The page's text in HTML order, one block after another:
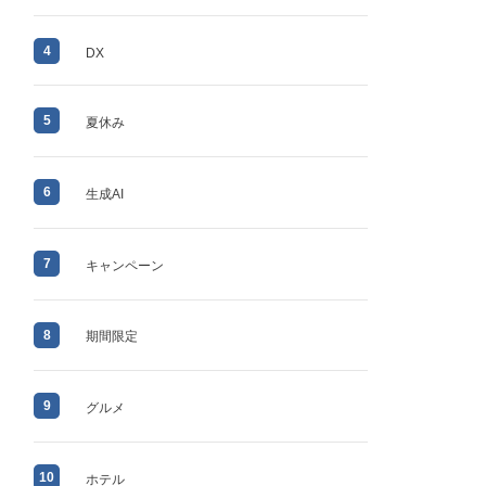
4 DX
5 夏休み
6 生成AI
7 キャンペーン
8 期間限定
9 グルメ
10 ホテル